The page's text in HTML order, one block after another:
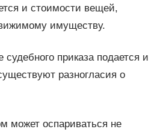
и стоимости вещей,
имуществу.
приказа подается и
разногласия о
может оспариваться не